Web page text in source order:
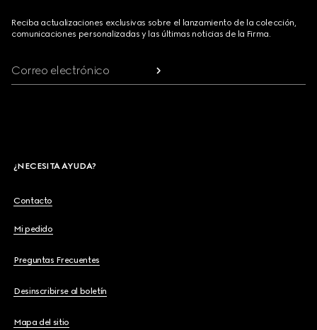
Reciba actualizaciones exclusivas sobre el lanzamiento de la colección,
comunicaciones personalizadas y las últimas noticias de la Firma.
Correo electrónico
¿NECESITA AYUDA?
Contacto
Mi pedido
Preguntas Frecuentes
Desinscribirse al boletín
Mapa del sitio